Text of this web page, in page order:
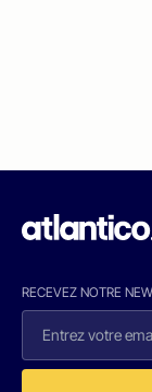
RECEVEZ NOTRE